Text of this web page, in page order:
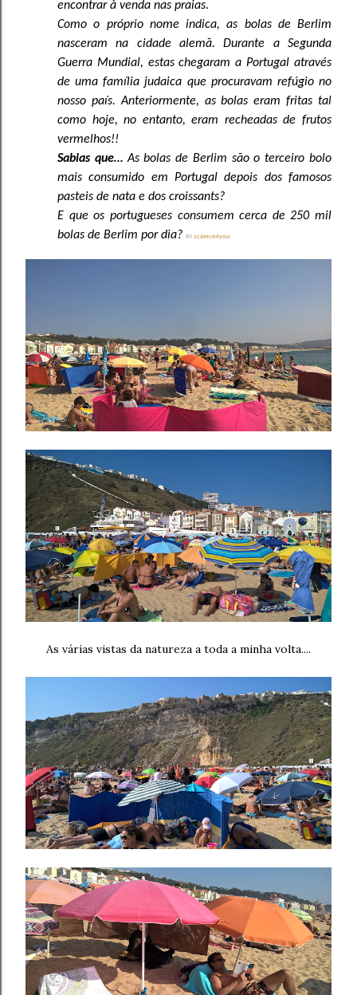
encontrar à venda nas praias.
Como o próprio nome indica, as bolas de Berlim
nasceram na cidade alemã. Durante a Segunda
Guerra Mundial, estas chegaram a Portugal através
de uma família judaica que procuravam refúgio no
nosso país. Anteriormente, as bolas eram fritas tal
como hoje, no entanto, eram recheadas de frutos
vermelhos!!
Sabias que…As bolas de Berlim são o terceiro bolo
mais consumido em Portugal depois dos famosos
pasteis de nata e dos croissants?
E que os portugueses consumem cerca de 250 mil
bolas de Berlim por dia? IN science4you
As várias vistas da natureza a toda a minha volta....